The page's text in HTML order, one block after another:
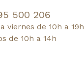
500 206
viernes de 10h a 19h
de 10h a 14h